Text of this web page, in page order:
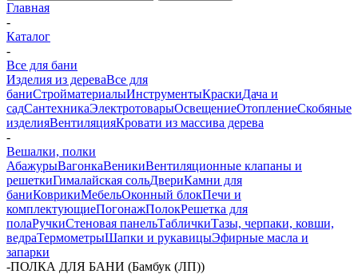
Главная
-
Каталог
-
Все для бани
Изделия из дереваВсе для
баниСтройматериалыИнструментыКраскиДача и
садСантехникаЭлектротоварыОсвещениеОтоплениеСкобяные
изделияВентиляцияКровати из массива дерева
-
Вешалки, полки
АбажурыВагонкаВеникиВентиляционные клапаны и
решеткиГималайская сольДвериКамни для
баниКоврикиМебельОконный блокПечи и
комплектующиеПогонажПолокРешетка для
полаРучкиСтеновая панельТабличкиТазы, черпаки, ковши,
ведраТермометрыШапки и рукавицыЭфирные масла и
запарки
-ПОЛКА ДЛЯ БАНИ (Бамбук (ЛП))